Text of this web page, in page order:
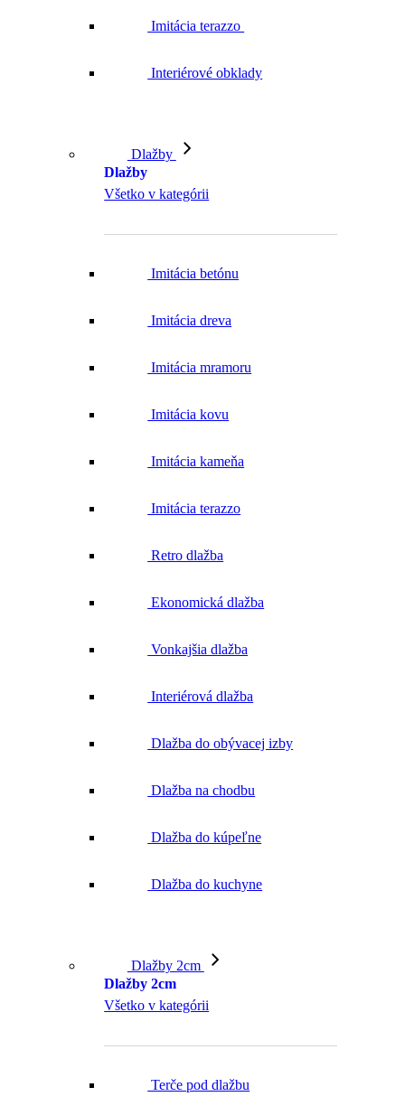
Imitácia terazzo
Interiérové obklady
Dlažby
Dlažby
Všetko v kategórii
Imitácia betónu
Imitácia dreva
Imitácia mramoru
Imitácia kovu
Imitácia kameňa
Imitácia terazzo
Retro dlažba
Ekonomická dlažba
Vonkajšia dlažba
Interiérová dlažba
Dlažba do obývacej izby
Dlažba na chodbu
Dlažba do kúpeľne
Dlažba do kuchyne
Dlažby 2cm
Dlažby 2cm
Všetko v kategórii
Terče pod dlažbu